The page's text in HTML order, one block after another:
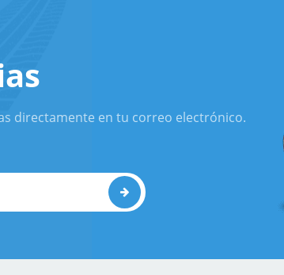
directamente en tu correo electrónico.